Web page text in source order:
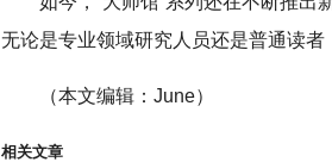
无论是专业领域研究人员还是普通读者
（本文编辑：June）
相关文章